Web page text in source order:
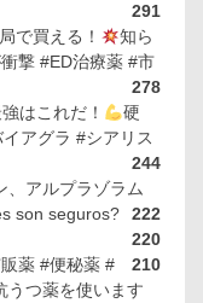
291
で買える！
知ら
撃 #ED治療薬 #市
278
はこれだ！
硬
アグラ #シアリス
244
、アルプラゾラム
222
son seguros?
220
薬 #便秘薬 #
210
うつ薬を使います